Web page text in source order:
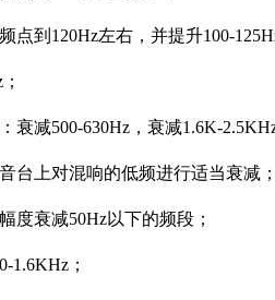
到120Hz左右，并提升100-
减500-630Hz，衰减1.6K-2.5KHz
上对混响的低频进行适当衰减；
衰减50Hz以下的频段；
；